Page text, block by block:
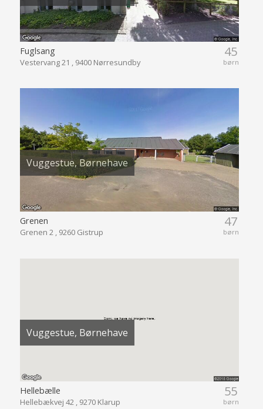
45
børn
Fuglsang
Vestervang 21 , 9400 Nørresundby
Vuggestue, Børnehave
47
børn
Grenen
Grenen 2 , 9260 Gistrup
Vuggestue, Børnehave
55
børn
Hellebælle
Hellebækvej 42 , 9270 Klarup